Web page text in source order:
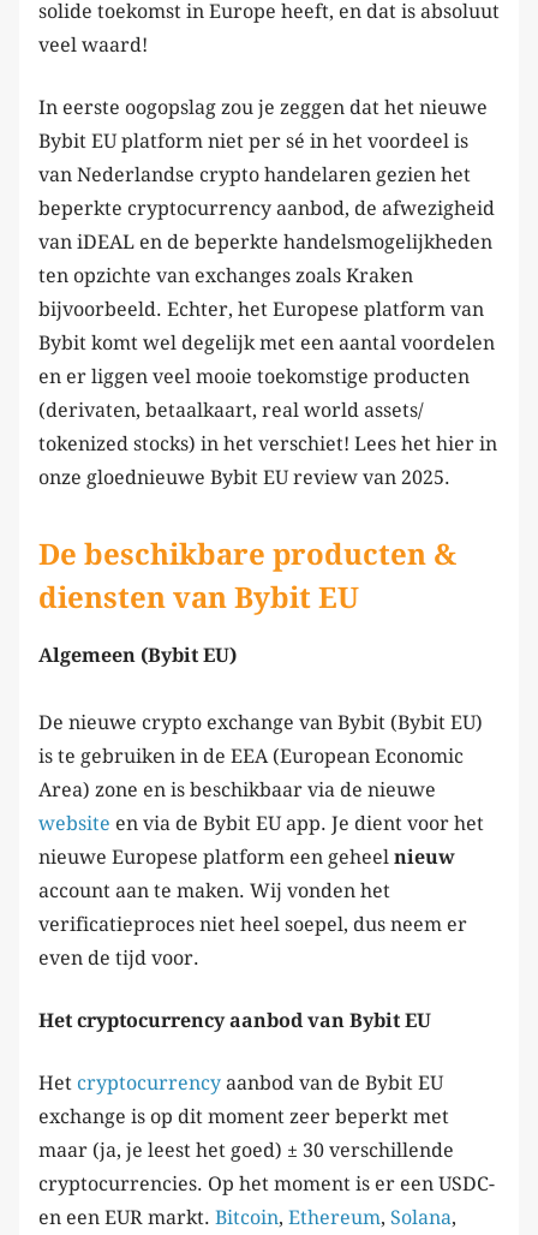
solide toekomst in Europe heeft, en dat is absoluut
veel waard!
In eerste oogopslag zou je zeggen dat het nieuwe
Bybit EU platform niet per sé in het voordeel is
van Nederlandse crypto handelaren gezien het
beperkte cryptocurrency aanbod, de afwezigheid
van iDEAL en de beperkte handelsmogelijkheden
ten opzichte van exchanges zoals Kraken
bijvoorbeeld. Echter, het Europese platform van
Bybit komt wel degelijk met een aantal voordelen
en er liggen veel mooie toekomstige producten
(derivaten, betaalkaart, real world assets/
tokenized stocks) in het verschiet! Lees het hier in
onze gloednieuwe Bybit EU review van 2025.
De beschikbare producten &
diensten van Bybit EU
Algemeen (Bybit EU)
De nieuwe crypto exchange van Bybit (Bybit EU)
is te gebruiken in de EEA (European Economic
Area) zone en is beschikbaar via de nieuwe
website en via de Bybit EU app. Je dient voor het
nieuwe Europese platform een geheel nieuw
account aan te maken. Wij vonden het
verificatieproces niet heel soepel, dus neem er
even de tijd voor.
Het cryptocurrency aanbod van Bybit EU
Het cryptocurrency aanbod van de Bybit EU
exchange is op dit moment zeer beperkt met
maar (ja, je leest het goed) ± 30 verschillende
cryptocurrencies. Op het moment is er een USDC-
en een EUR markt. Bitcoin, Ethereum, Solana,